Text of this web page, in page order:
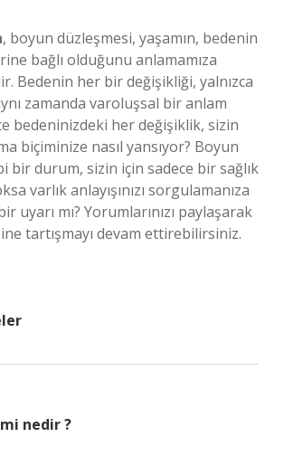
, boyun düzleşmesi, yaşamın, bedenin
bağlı olduğunu anlamamıza
Bedenin her bir değişikliği, yalnızca
zamanda varoluşsal bir anlam
bedeninizdeki her değişiklik, sizin
biçiminize nasıl yansıyor? Boyun
bir durum, sizin için sadece bir sağlık
varlık anlayışınızı sorgulamanıza
uyarı mı? Yorumlarınızı paylaşarak
tartışmayı devam ettirebilirsiniz.
nedir ?